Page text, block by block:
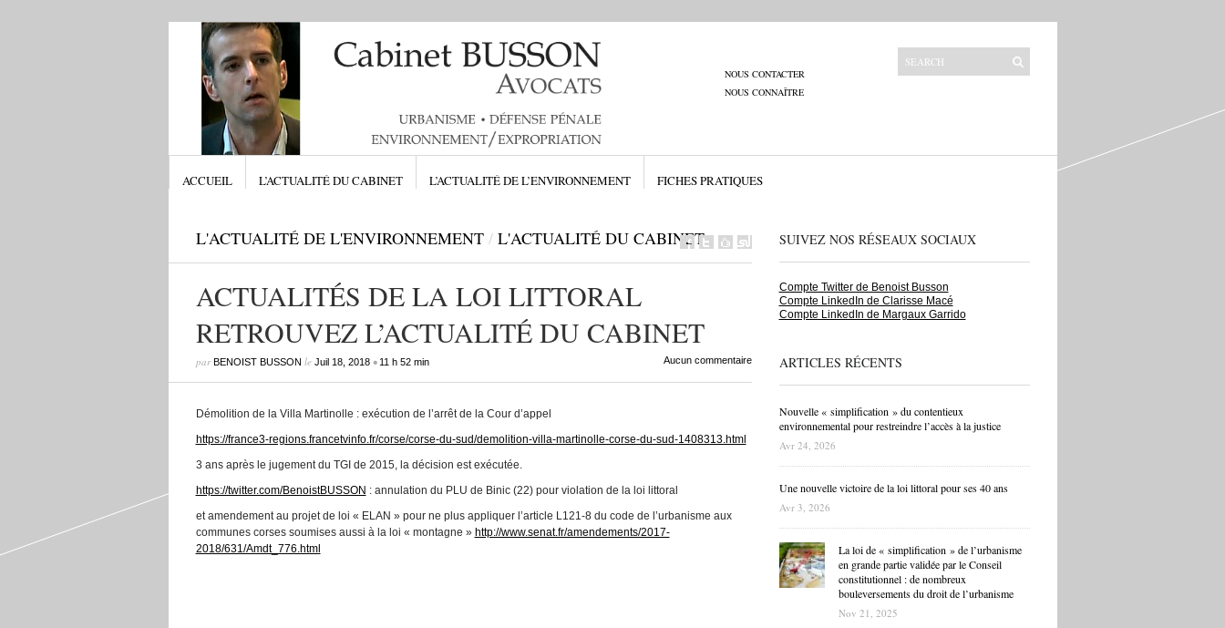
NOUS CONTACTER
NOUS CONNAÎTRE
ACCUEIL L’ACTUALITÉ DU CABINET L’ACTUALITÉ DE L’ENVIRONNEMENT FICHES PRATIQUES
L'ACTUALITÉ DE L'ENVIRONNEMENT / L'ACTUALITÉ DU CABINET
ACTUALITÉS DE LA LOI LITTORAL
RETROUVEZ L’ACTUALITÉ DU CABINET
parBENOIST BUSSON le Juil 18, 2018• 11 h 52 min Aucun commentaire
Démolition de la Villa Martinolle : exécution de l’arrêt de la Cour d’appel
https://france3-regions.francetvinfo.fr/corse/corse-du-sud/demolition-villa-martinolle-corse-du-sud-1408313.html
3 ans après le jugement du TGI de 2015, la décision est exécutée.
https://twitter.com/BenoistBUSSON : annulation du PLU de Binic (22) pour violation de la loi littoral
et amendement au projet de loi « ELAN » pour ne plus appliquer l’article L121-8 du code de l’urbanisme aux
communes corses soumises aussi à la loi « montagne » http://www.senat.fr/amendements/2017-
2018/631/Amdt_776.html
SUIVEZ NOS RÉSEAUX SOCIAUX
Compte Twitter de Benoist Busson
Compte LinkedIn de Clarisse Macé
Compte LinkedIn de Margaux Garrido
ARTICLES RÉCENTS
Nouvelle « simplification » du contentieux
environnemental pour restreindre l’accès à la justice
Avr 24, 2026
Une nouvelle victoire de la loi littoral pour ses 40 ans
Avr 3, 2026
La loi de « simplification » de l’urbanisme
en grande partie validée par le Conseil
constitutionnel : de nombreux
bouleversements du droit de l’urbanisme
Nov 21, 2025